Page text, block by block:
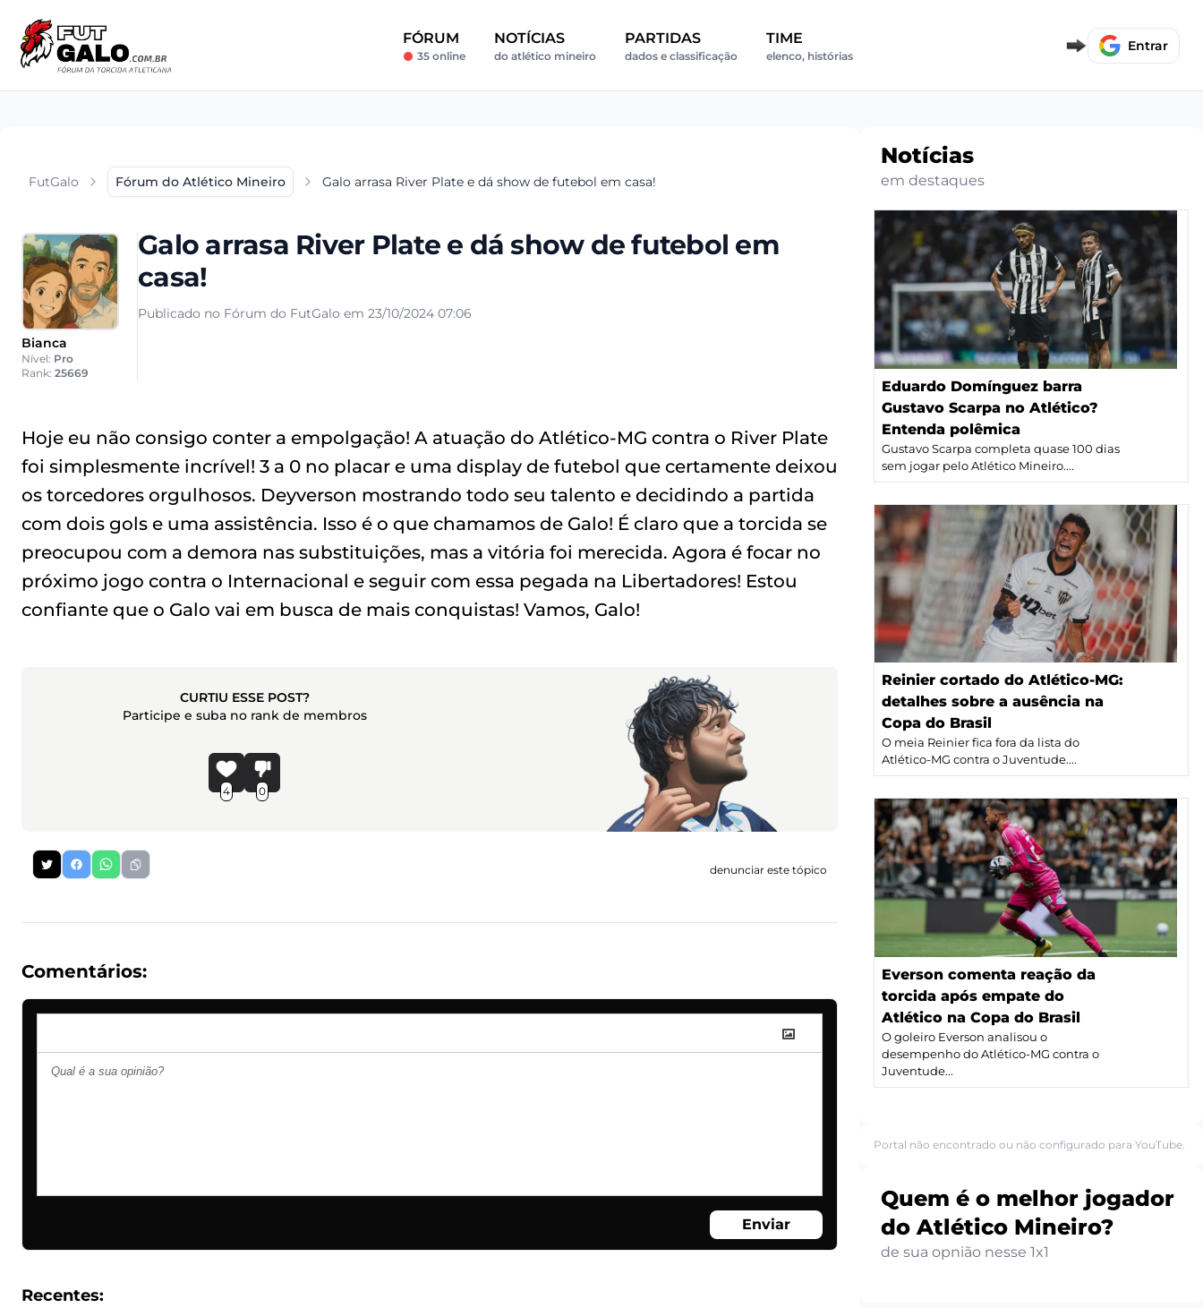
FÓRUM
35 online
NOTÍCIAS
do atlético mineiro
PARTIDAS
dados e classificação
TIME
elenco, histórias
Entrar
FutGalo Fórum do Atlético Mineiro Galo arrasa River Plate e dá show de futebol em casa!
Bianca
Nível: Pro
Rank: 25669
Galo arrasa River Plate e dá show de futebol em
casa!
Publicado no Fórum do FutGalo em 23/10/2024 07:06
Hoje eu não consigo conter a empolgação! A atuação do Atlético-MG contra o River Plate
foi simplesmente incrível! 3 a 0 no placar e uma display de futebol que certamente deixou
os torcedores orgulhosos. Deyverson mostrando todo seu talento e decidindo a partida
com dois gols e uma assistência. Isso é o que chamamos de Galo! É claro que a torcida se
preocupou com a demora nas substituições, mas a vitória foi merecida. Agora é focar no
próximo jogo contra o Internacional e seguir com essa pegada na Libertadores! Estou
confiante que o Galo vai em busca de mais conquistas! Vamos, Galo!
CURTIU ESSE POST?
Participe e suba no rank de membros
4 0
denunciar este tópico
Comentários:
Enviar
Recentes:
Notícias
em destaques
Eduardo Domínguez barra
Gustavo Scarpa no Atlético?
Entenda polêmica
Gustavo Scarpa completa quase 100 dias
sem jogar pelo Atlético Mineiro....
Reinier cortado do Atlético-MG:
detalhes sobre a ausência na
Copa do Brasil
O meia Reinier fica fora da lista do
Atlético-MG contra o Juventude....
Everson comenta reação da
torcida após empate do
Atlético na Copa do Brasil
O goleiro Everson analisou o
desempenho do Atlético-MG contra o
Juventude...
Portal não encontrado ou não configurado para YouTube.
Quem é o melhor jogador
do Atlético Mineiro?
de sua opnião nesse 1x1